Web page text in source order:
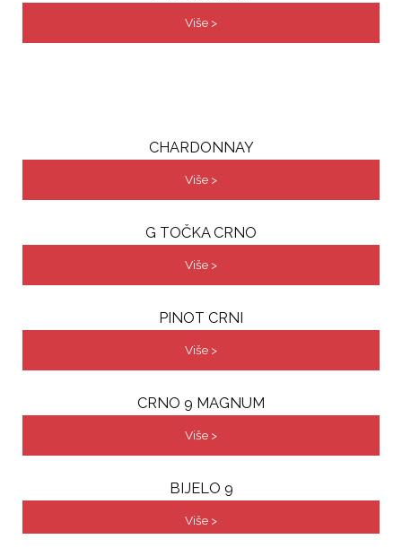
Više >
CHARDONNAY
Više >
G TOČKA CRNO
Više >
PINOT CRNI
Više >
CRNO 9 MAGNUM
Više >
BIJELO 9
Više >